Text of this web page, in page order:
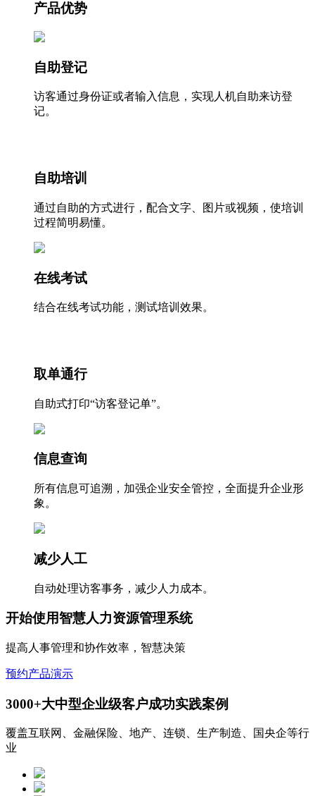
产品优势
自助登记
访客通过身份证或者输入信息，实现人机自助来访登
记。
自助培训
通过自助的方式进行，配合文字、图片或视频，使培训
过程简明易懂。
在线考试
结合在线考试功能，测试培训效果。
取单通行
自助式打印“访客登记单”。
信息查询
所有信息可追溯，加强企业安全管控，全面提升企业形
象。
减少人工
自动处理访客事务，减少人力成本。
开始使用智慧人力资源管理系统
提高人事管理和协作效率，智慧决策
预约产品演示
3000+大中型企业级客户成功实践案例
覆盖互联网、金融保险、地产、连锁、生产制造、国央企等行
业